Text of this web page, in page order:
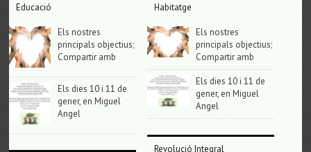
Educació
Els nostres
principals objectius;
Compartir amb
Els dies 10 i 11 de
gener, en Miguel
Angel
Habitatge
Els nostres
principals objectius;
Compartir amb
Els dies 10 i 11 de
gener, en Miguel
Angel
Revolució Integral